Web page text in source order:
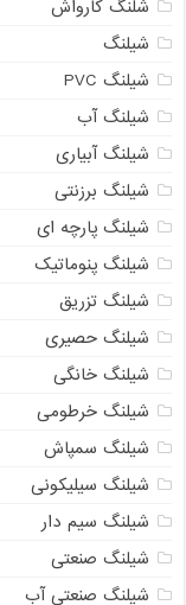
شلنگ کارواش
شیلنگ
شیلنگ PVC
شیلنگ آب
شیلنگ آبیاری
شیلنگ برزنتی
شیلنگ پارچه ای
شیلنگ پنوماتیک
شیلنگ تزریق
شیلنگ حصیری
شیلنگ خانگی
شیلنگ خرطومی
شیلنگ سمپاش
شیلنگ سیلیکونی
شیلنگ سیم دار
شیلنگ صنعتی
شیلنگ صنعتی آب